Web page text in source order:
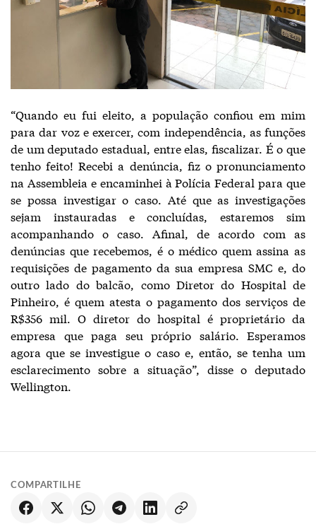
“Quando eu fui eleito, a população confiou em mim
para dar voz e exercer, com independência, as funções
de um deputado estadual, entre elas, fiscalizar. É o que
tenho feito! Recebi a denúncia, fiz o pronunciamento
na Assembleia e encaminhei à Polícia Federal para que
se possa investigar o caso. Até que as investigações
sejam instauradas e concluídas, estaremos sim
acompanhando o caso. Afinal, de acordo com as
denúncias que recebemos, é o médico quem assina as
requisições de pagamento da sua empresa SMC e, do
outro lado do balcão, como Diretor do Hospital de
Pinheiro, é quem atesta o pagamento dos serviços de
R$356 mil. O diretor do hospital é proprietário da
empresa que paga seu próprio salário. Esperamos
agora que se investigue o caso e, então, se tenha um
esclarecimento sobre a situação”, disse o deputado
Wellington.
COMPARTILHE